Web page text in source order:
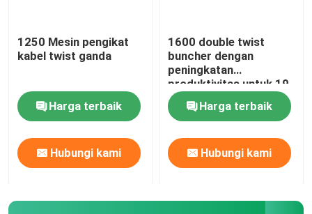
Mesin kabel single twist
mesin pengelompokan
1250 Mesin pengikat
kabel twist ganda
Harga terbaik
Hubungi kami
1600 double twist
buncher dengan
peningkatan
produktivitas untuk 19
proses stranding inti
Harga terbaik
Hubungi kami